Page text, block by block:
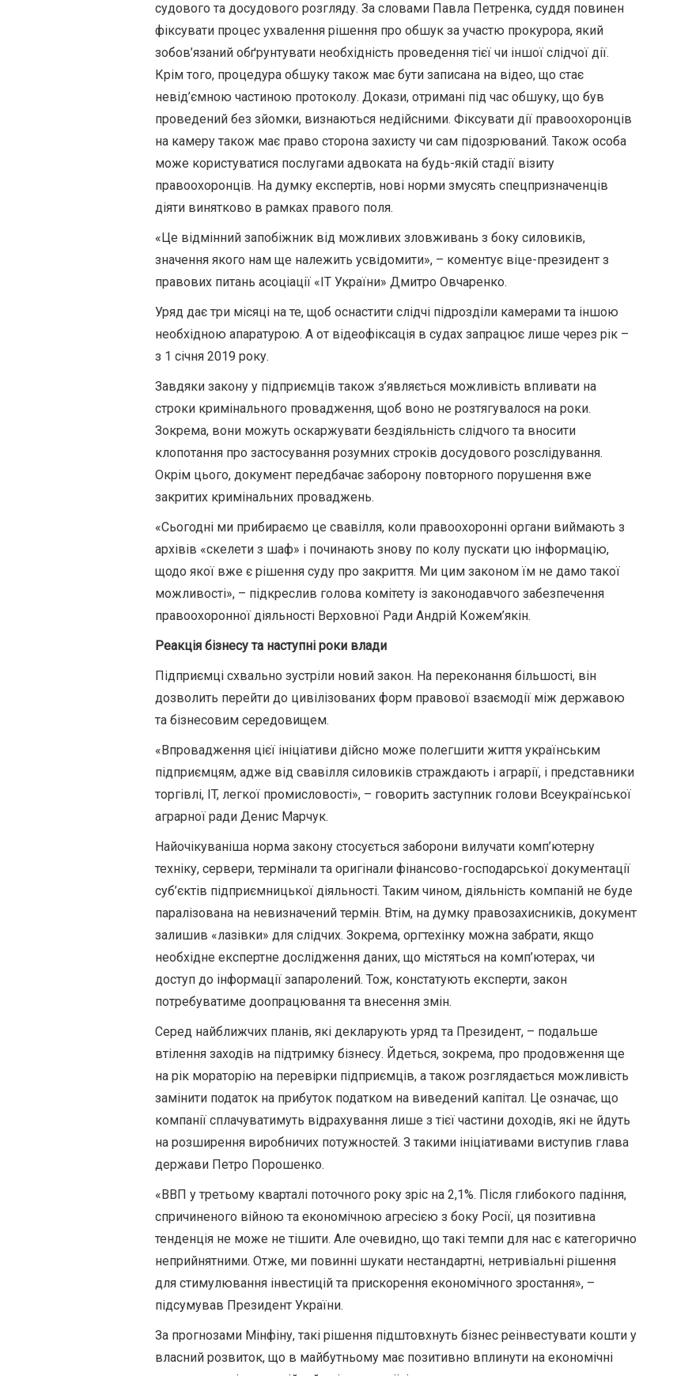
судового та досудового розгляду. За словами Павла Петренка, суддя повинен
фіксувати процес ухвалення рішення про обшук за участю прокурора, який
зобов’язаний обґрунтувати необхідність проведення тієї чи іншої слідчої дії.
Крім того, процедура обшуку також має бути записана на відео, що стає
невід’ємною частиною протоколу. Докази, отримані під час обшуку, що був
проведений без зйомки, визнаються недійсними. Фіксувати дії правоохоронців
на камеру також має право сторона захисту чи сам підозрюваний. Також особа
може користуватися послугами адвоката на будь-якій стадії візиту
правоохоронців. На думку експертів, нові норми змусять спецпризначенців
діяти винятково в рамках правого поля.
«Це відмінний запобіжник від можливих зловживань з боку силовиків,
значення якого нам ще належить усвідомити», – коментує віце-президент з
правових питань асоціації «ІТ України» Дмитро Овчаренко.
Уряд дає три місяці на те, щоб оснастити слідчі підрозділи камерами та іншою
необхідною апаратурою. А от відеофіксація в судах запрацює лише через рік –
з 1 січня 2019 року.
Завдяки закону у підприємців також з’являється можливість впливати на
строки кримінального провадження, щоб воно не розтягувалося на роки.
Зокрема, вони можуть оскаржувати бездіяльність слідчого та вносити
клопотання про застосування розумних строків досудового розслідування.
Окрім цього, документ передбачає заборону повторного порушення вже
закритих кримінальних проваджень.
«Сьогодні ми прибираємо це свавілля, коли правоохоронні органи виймають з
архівів «скелети з шаф» і починають знову по колу пускати цю інформацію,
щодо якої вже є рішення суду про закриття. Ми цим законом їм не дамо такої
можливості», – підкреслив голова комітету із законодавчого забезпечення
правоохоронної діяльності Верховної Ради Андрій Кожем’якін.
Реакція бізнесу та наступні роки влади
Підприємці схвально зустріли новий закон. На переконання більшості, він
дозволить перейти до цивілізованих форм правової взаємодії між державою
та бізнесовим середовищем.
«Впровадження цієї ініціативи дійсно може полегшити життя українським
підприємцям, адже від свавілля силовиків страждають і аграрії, і представники
торгівлі, IT, легкої промисловості», – говорить заступник голови Всеукраїнської
аграрної ради Денис Марчук.
Найочікуваніша норма закону стосується заборони вилучати комп’ютерну
техніку, сервери, термінали та оригінали фінансово-господарської документації
суб’єктів підприємницької діяльності. Таким чином, діяльність компаній не буде
паралізована на невизначений термін. Втім, на думку правозахисників, документ
залишив «лазівки» для слідчих. Зокрема, оргтехінку можна забрати, якщо
необхідне експертне дослідження даних, що містяться на комп’ютерах, чи
доступ до інформації запаролений. Тож, констатують експерти, закон
потребуватиме доопрацювання та внесення змін.
Серед найближчих планів, які декларують уряд та Президент, – подальше
втілення заходів на підтримку бізнесу. Йдеться, зокрема, про продовження ще
на рік мораторію на перевірки підприємців, а також розглядається можливість
замінити податок на прибуток податком на виведений капітал. Це означає, що
компанії сплачуватимуть відрахування лише з тієї частини доходів, які не йдуть
на розширення виробничих потужностей. З такими ініціативами виступив глава
держави Петро Порошенко.
«ВВП у третьому кварталі поточного року зріс на 2,1%. Після глибокого падіння,
спричиненого війною та економічною агресією з боку Росії, ця позитивна
тенденція не може не тішити. Але очевидно, що такі темпи для нас є категорично
неприйнятними. Отже, ми повинні шукати нестандартні, нетривіальні рішення
для стимулювання інвестицій та прискорення економічного зростання», –
підсумував Президент України.
За прогнозами Мінфіну, такі рішення підштовхнуть бізнес реінвестувати кошти у
власний розвиток, що в майбутньому має позитивно вплинути на економічні